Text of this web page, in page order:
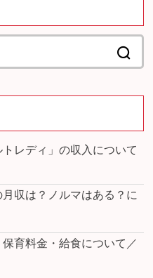
レディ」の収入について
収は？ノルマはある？に
育料金・給食について／